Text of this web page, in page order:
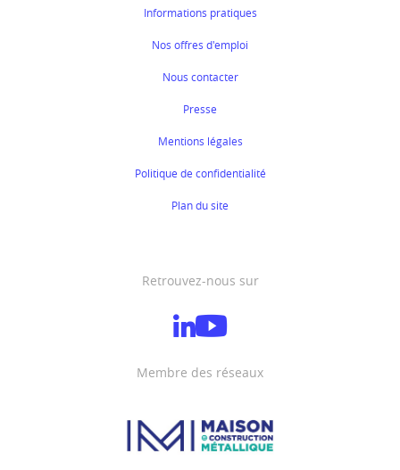
Informations pratiques
Nos offres d'emploi
Nous contacter
Presse
Mentions légales
Politique de confidentialité
Plan du site
Retrouvez-nous sur
Membre des réseaux